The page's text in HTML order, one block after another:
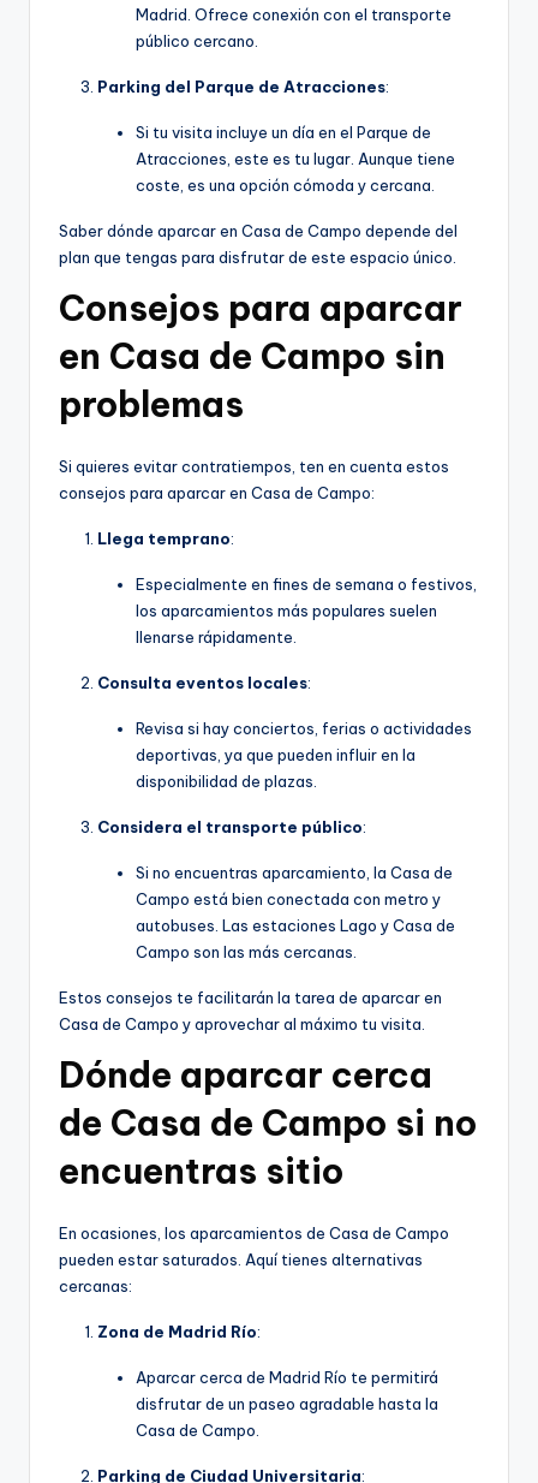
Madrid. Ofrece conexión con el transporte
público cercano.
Parking del Parque de Atracciones:
Si tu visita incluye un día en el Parque de
Atracciones, este es tu lugar. Aunque tiene
coste, es una opción cómoda y cercana.
Saber dónde aparcar en Casa de Campo depende del
plan que tengas para disfrutar de este espacio único.
Consejos para aparcar
en Casa de Campo sin
problemas
Si quieres evitar contratiempos, ten en cuenta estos
consejos para aparcar en Casa de Campo:
Llega temprano:
Especialmente en fines de semana o festivos,
los aparcamientos más populares suelen
llenarse rápidamente.
Consulta eventos locales:
Revisa si hay conciertos, ferias o actividades
deportivas, ya que pueden influir en la
disponibilidad de plazas.
Considera el transporte público:
Si no encuentras aparcamiento, la Casa de
Campo está bien conectada con metro y
autobuses. Las estaciones Lago y Casa de
Campo son las más cercanas.
Estos consejos te facilitarán la tarea de aparcar en
Casa de Campo y aprovechar al máximo tu visita.
Dónde aparcar cerca
de Casa de Campo si no
encuentras sitio
En ocasiones, los aparcamientos de Casa de Campo
pueden estar saturados. Aquí tienes alternativas
cercanas:
Zona de Madrid Río:
Aparcar cerca de Madrid Río te permitirá
disfrutar de un paseo agradable hasta la
Casa de Campo.
Parking de Ciudad Universitaria: